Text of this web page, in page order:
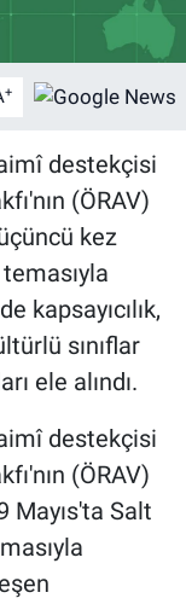
+
destekçisi
(ÖRAV)
kez
kapsayıcılık,
sınıflar
ele alındı.
destekçisi
(ÖRAV)
Mayıs'ta Salt